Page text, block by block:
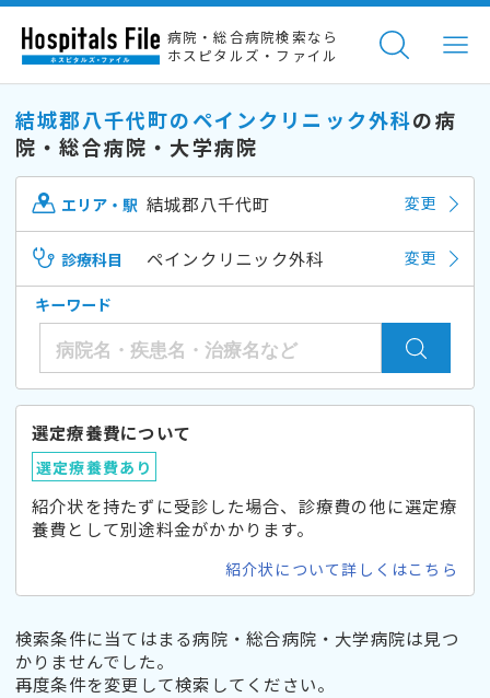
病院・総合病院検索なら
ホスピタルズ・ファイル
結城郡八千代町のペインクリニック外科の病
院・総合病院・大学病院
エリア・駅 結城郡八千代町 変更
診療科目 ペインクリニック外科 変更
キーワード
選定療養費について
選定療養費あり
紹介状を持たずに受診した場合、診療費の他に選定療
養費として別途料金がかかります。
紹介状について詳しくはこちら
検索条件に当てはまる病院・総合病院・大学病院は見つ
かりませんでした。
再度条件を変更して検索してください。